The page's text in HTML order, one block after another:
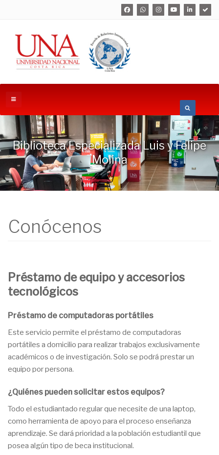
Biblioteca Especializada Luis y Felipe
Molina
Conócenos
Préstamo de equipo y accesorios
tecnológicos
Préstamo de computadoras portátiles
Este servicio permite el préstamo de computadoras
portátiles a domicilio para realizar trabajos exclusivamente
académicos o de investigación. Solo se podrá prestar un
equipo por persona.
¿Quiénes pueden solicitar estos equipos?
Todo el estudiantado regular que necesite de una laptop,
como herramienta de apoyo para el proceso enseñanza
aprendizaje. Se dará prioridad a la población estudiantil que
posea algún tipo de beca institucional.